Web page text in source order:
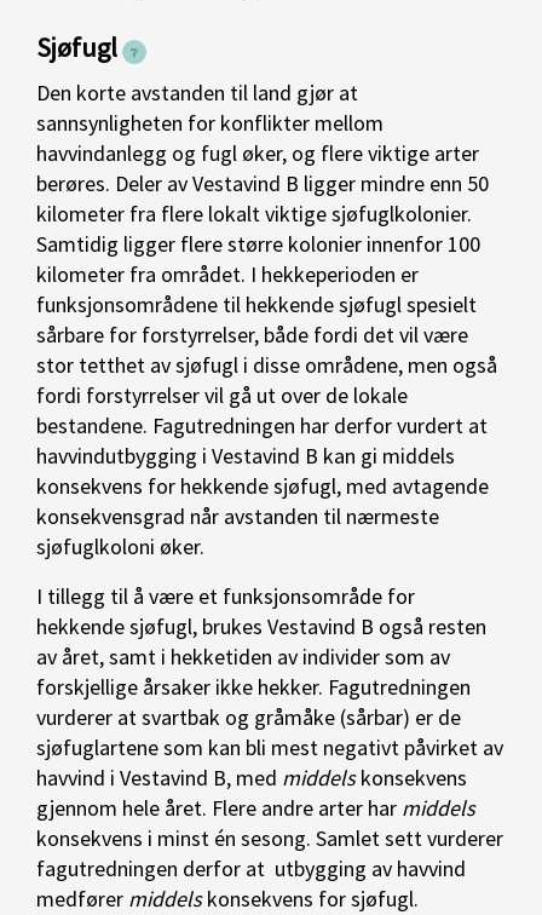
Sjøfugl
Den korte avstanden til land gjør at
sannsynligheten for konflikter mellom
havvindanlegg og fugl øker, og flere viktige arter
berøres. Deler av Vestavind B ligger mindre enn 50
kilometer fra flere lokalt viktige sjøfuglkolonier.
Samtidig ligger flere større kolonier innenfor 100
kilometer fra området. I hekkeperioden er
funksjonsområdene til hekkende sjøfugl spesielt
sårbare for forstyrrelser, både fordi det vil være
stor tetthet av sjøfugl i disse områdene, men også
fordi forstyrrelser vil gå ut over de lokale
bestandene. Fagutredningen har derfor vurdert at
havvindutbygging i Vestavind B kan gi middels
konsekvens for hekkende sjøfugl, med avtagende
konsekvensgrad når avstanden til nærmeste
sjøfuglkoloni øker.
I tillegg til å være et funksjonsområde for
hekkende sjøfugl, brukes Vestavind B også resten
av året, samt i hekketiden av individer som av
forskjellige årsaker ikke hekker. Fagutredningen
vurderer at svartbak og gråmåke (sårbar) er de
sjøfuglartene som kan bli mest negativt påvirket av
havvind i Vestavind B, med middelskonsekvens
gjennom hele året. Flere andre arter har middels
konsekvens i minst én sesong. Samlet sett vurderer
fagutredningen derfor at utbygging av havvind
medfører middelskonsekvens for sjøfugl.